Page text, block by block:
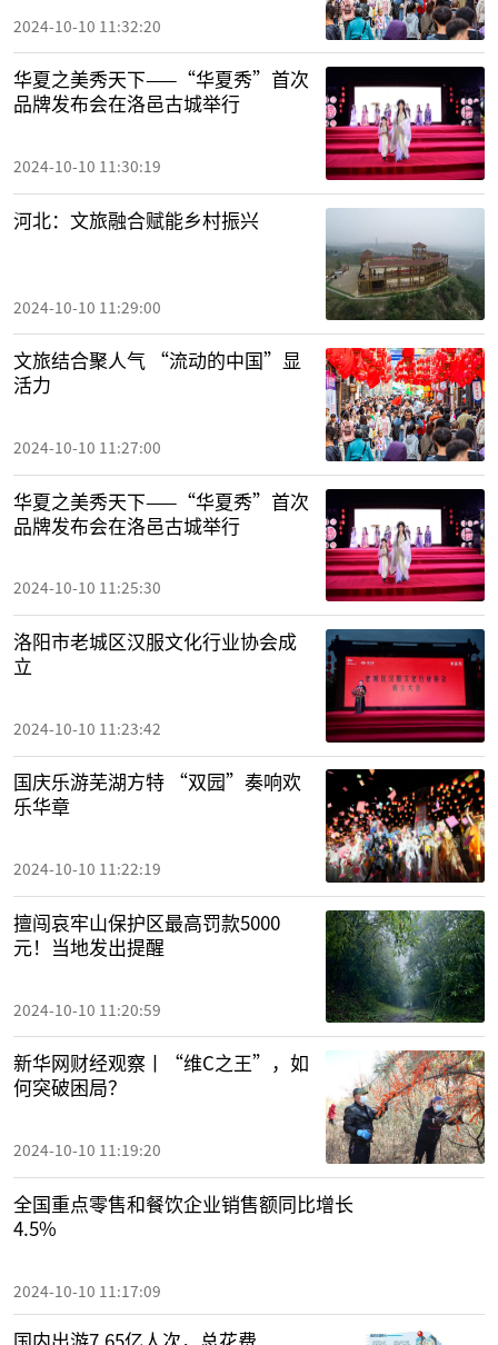
2024-10-10 11:32:20
华夏之美秀天下——“华夏秀”首次
品牌发布会在洛邑古城举行
2024-10-10 11:30:19
河北：文旅融合赋能乡村振兴
2024-10-10 11:29:00
文旅结合聚人气 “流动的中国”显
活力
2024-10-10 11:27:00
华夏之美秀天下——“华夏秀”首次
品牌发布会在洛邑古城举行
2024-10-10 11:25:30
洛阳市老城区汉服文化行业协会成
立
2024-10-10 11:23:42
国庆乐游芜湖方特 “双园”奏响欢
乐华章
2024-10-10 11:22:19
擅闯哀牢山保护区最高罚款5000
元！当地发出提醒
2024-10-10 11:20:59
新华网财经观察丨“维C之王”，如
何突破困局？
2024-10-10 11:19:20
全国重点零售和餐饮企业销售额同比增长
4.5%
2024-10-10 11:17:09